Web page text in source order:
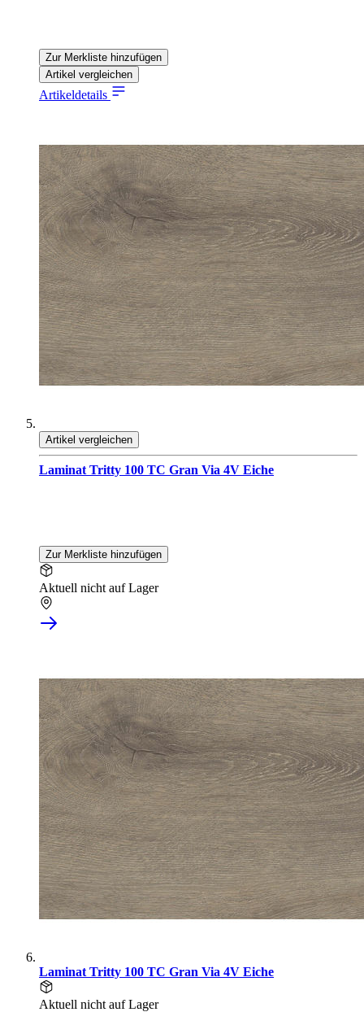
Zur Merkliste hinzufügen
Artikel vergleichen
Artikeldetails
Artikel vergleichen
Laminat Tritty 100 TC Gran Via 4V Eiche
Zur Merkliste hinzufügen
Aktuell nicht auf Lager
Laminat Tritty 100 TC Gran Via 4V Eiche
Aktuell nicht auf Lager